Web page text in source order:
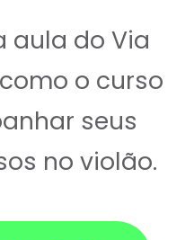
aula do Via
o curso
seus
no violão.